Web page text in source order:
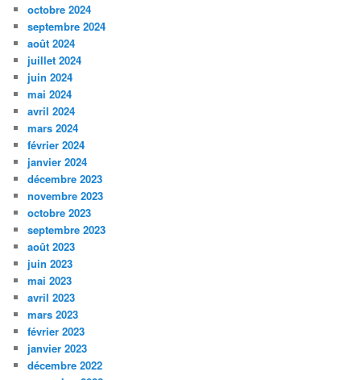
octobre 2024
septembre 2024
août 2024
juillet 2024
juin 2024
mai 2024
avril 2024
mars 2024
février 2024
janvier 2024
décembre 2023
novembre 2023
octobre 2023
septembre 2023
août 2023
juin 2023
mai 2023
avril 2023
mars 2023
février 2023
janvier 2023
décembre 2022